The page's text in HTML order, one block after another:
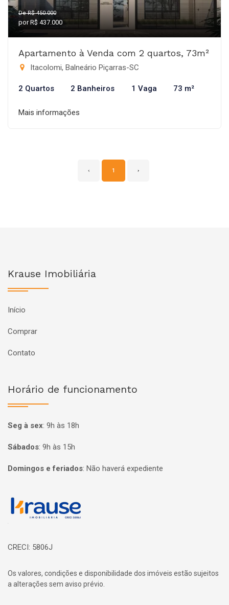
De R$ 450.000
por R$ 437.000
Apartamento à Venda com 2 quartos, 73m²
Itacolomi, Balneário Piçarras-SC
2 Quartos 2 Banheiros 1 Vaga 73 m²
Mais informações
‹ 1 ›
Krause Imobiliária
Início
Comprar
Contato
Horário de funcionamento
Seg à sex: 9h às 18h
Sábados: 9h às 15h
Domingos e feriados: Não haverá expediente
Página inicial
CRECI: 5806J
Os valores, condições e disponibilidade dos imóveis estão sujeitos
a alterações sem aviso prévio.